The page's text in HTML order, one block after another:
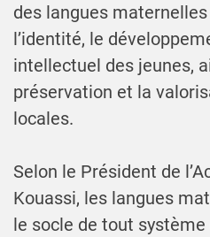
des langues
l’identité, le
intellectuel des jeunes,
préservation et la
locales.
Selon le Président de
Kouassi, les langues
le socle de tout